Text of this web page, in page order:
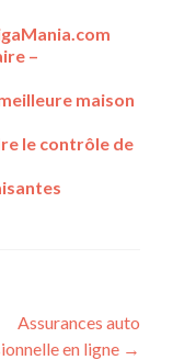
–
maison
le contrôle de
Assurances auto
en ligne →